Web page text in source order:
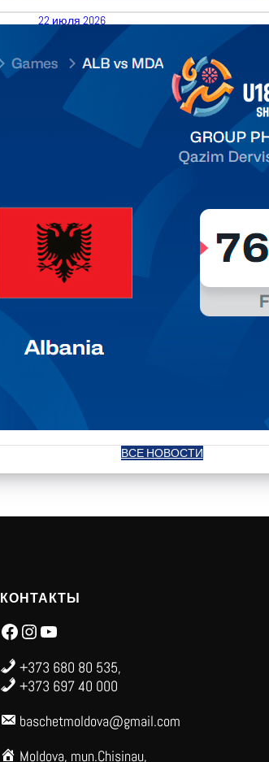
22 июля 2026
23.07.2026 Albania vs Moldova FIBA
Division C
КалендарьТаблица Выберите Обзор
Читать далее
ВСЕ НОВОСТИ
КОНТАКТЫ
Facebook Instagram YouTube
+373 680 80 535,
+373 697 40 000
baschetmoldova@gmail.com
Moldova, mun.Chisinau,